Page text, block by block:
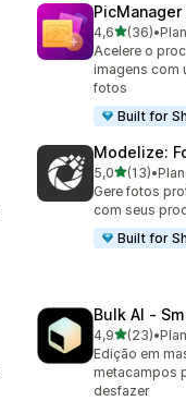
4,6de 5(36)
36 avaliações
•
Acelere o
imagens com
fotos
Built for
Modelize:
5,0de 5(13)
13 avaliações
•
Gere fotos
com seus
Built for
Bulk AI ‑
4,9de 5(23)
23 avaliações
•
Edição em
metacampos
desfazer